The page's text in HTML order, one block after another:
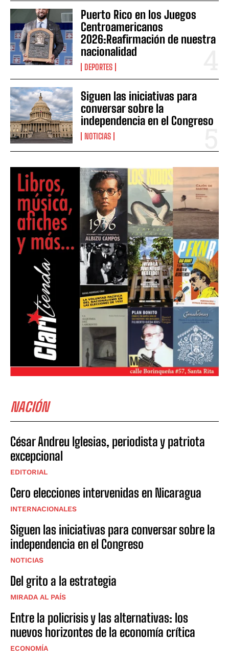
Puerto Rico en los Juegos
Centroamericanos
2026:Reafirmación de nuestra
nacionalidad
DEPORTES
Siguen las iniciativas para
conversar sobre la
independencia en el Congreso
NOTICIAS
NACIÓN
César Andreu Iglesias, periodista y patriota
excepcional
EDITORIAL
Cero elecciones intervenidas en Nicaragua
INTERNACIONALES
Siguen las iniciativas para conversar sobre la
independencia en el Congreso
NOTICIAS
Del grito a la estrategia
MIRADA AL PAÍS
Entre la policrisis y las alternativas: los
nuevos horizontes de la economía crítica
ECONOMÍA